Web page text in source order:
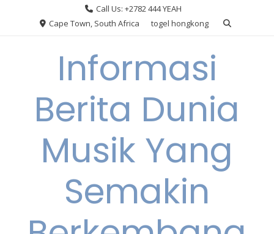
Call Us: +2782 444 YEAH
Cape Town, South Africa
togel hongkong
Informasi
Berita Dunia
Musik Yang
Semakin